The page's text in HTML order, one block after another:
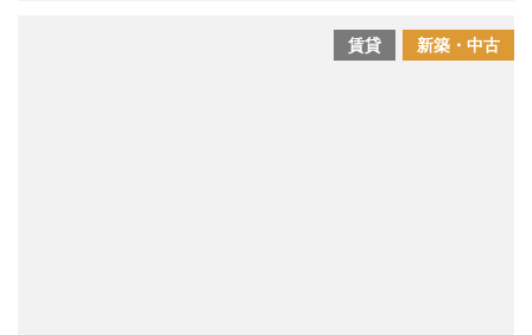
新築・中古
賃貸